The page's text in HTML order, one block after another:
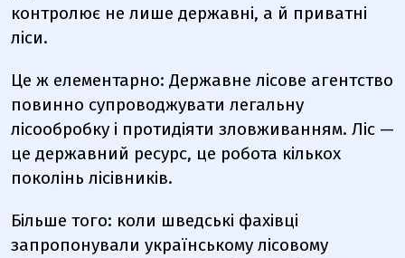
контролює не лише державні, а й приватні
ліси.
Це ж елементарно: Державне лісове агентство
повинно супроводжувати легальну
лісообробку і протидіяти зловживанням. Ліс —
це державний ресурс, це робота кількох
поколінь лісівників.
Більше того: коли шведські фахівці
запропонували українському лісовому